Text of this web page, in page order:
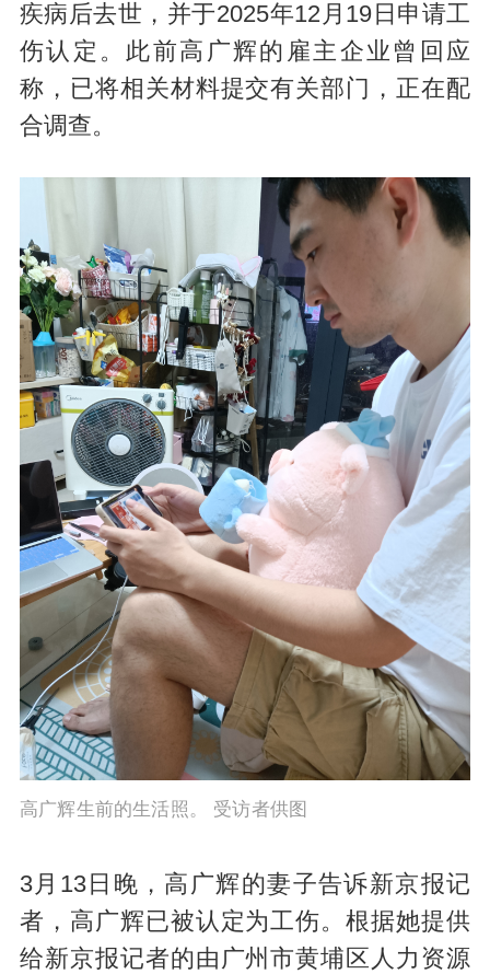
疾病后去世，并于2025年12月19日申请工
伤认定。此前高广辉的雇主企业曾回应
称，已将相关材料提交有关部门，正在配
合调查。
高广辉生前的生活照。 受访者供图
3月13日晚，高广辉的妻子告诉新京报记
者，高广辉已被认定为工伤。根据她提供
给新京报记者的由广州市黄埔区人力资源